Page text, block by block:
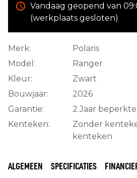
Vandaag geopend van
(werkplaats gesloten)
Merk:
Polaris
Model:
Ranger
Kleur:
Zwart
Bouwjaar:
2026
Garantie:
2 Jaar
Kenteken:
Zonder
kenteken
ALGEMEEN SPECIFICATIES